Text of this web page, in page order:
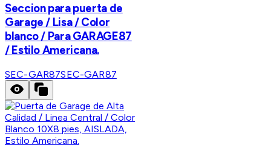
Seccion para puerta de
Garage / Lisa / Color
blanco / Para GARAGE87
/ Estilo Americana.
SEC-GAR87SEC-GAR87